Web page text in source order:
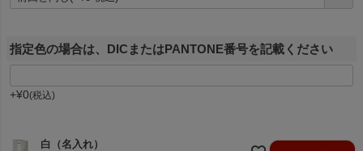
指定色の場合は、DICまたはPANTONE番号を記載ください
+¥0 税込
白（名入れ）